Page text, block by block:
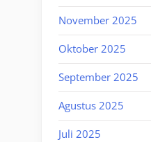
November 2025
Oktober 2025
September 2025
Agustus 2025
Juli 2025